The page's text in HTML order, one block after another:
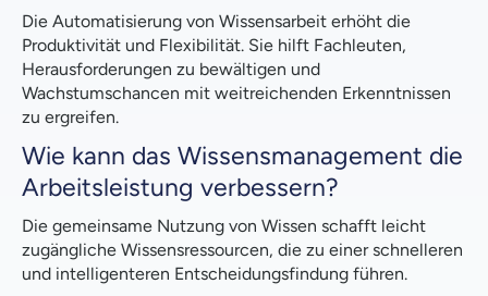
Die Automatisierung von Wissensarbeit erhöht die
Produktivität und Flexibilität. Sie hilft Fachleuten,
Herausforderungen zu bewältigen und
Wachstumschancen mit weitreichenden Erkenntnissen
zu ergreifen.
Wie kann das Wissensmanagement die
Arbeitsleistung verbessern?
Die gemeinsame Nutzung von Wissen schafft leicht
zugängliche Wissensressourcen, die zu einer schnelleren
und intelligenteren Entscheidungsfindung führen.